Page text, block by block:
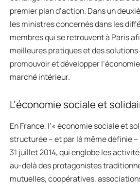
premier plan d’action. Dans un
les ministres concernés dans les
membres qui se retrouvent à Paris
meilleures pratiques et des
promouvoir et développer
marché intérieur.
L’économie sociale et
En France, l’« économie sociale et
structurée – et par là même définie –
31 juillet 2014, qui englobe les
au-delà des protagonistes
mutuelles, coopératives,